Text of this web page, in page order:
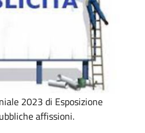
2023 di Esposizione
affissioni.